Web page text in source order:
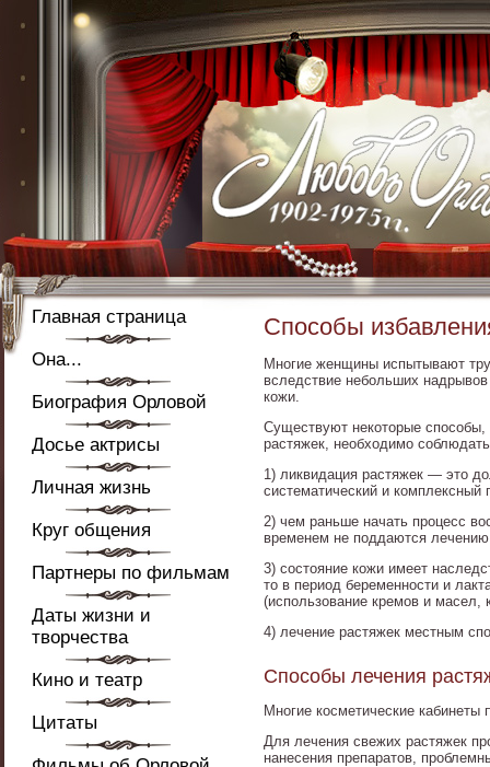
Главная страница
Она...
Биография Орловой
Досье актрисы
Личная жизнь
Круг общения
Партнеры по фильмам
Даты жизни и
творчества
Кино и театр
Цитаты
Способы
Многие женщины испытывают
вследствие небольших надрывов
кожи.
Существуют некоторые способы,
растяжек, необходимо
1) ликвидация растяжек — это
систематический и комплексный
2) чем раньше начать процесс
временем не поддаются
3) состояние кожи имеет
то в период беременности и
(использование кремов и масел,
4) лечение растяжек местным
Способы лечения
Многие косметические
Для лечения свежих растяжек
нанесения препаратов,